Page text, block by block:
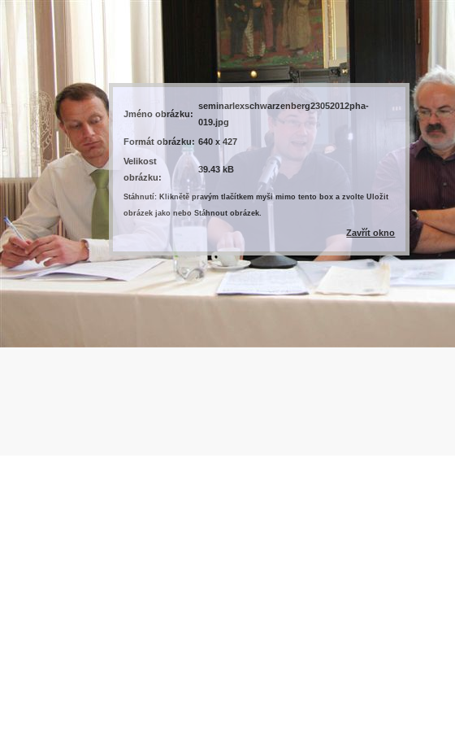
Jméno obrázku:
seminarlexschwarzenberg23052012pha-
019.jpg
Formát obrázku: 640 x 427
Velikost
obrázku:
39.43 kB
Stáhnutí: Kliknětě pravým tlačítkem myši mimo tento box a zvolte Uložit
obrázek jako nebo Stáhnout obrázek.
Zavřít okno